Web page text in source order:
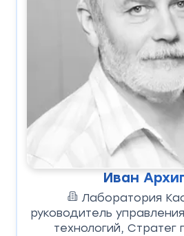
Иван
Лаборатория
руководитель
технологий, Стратег